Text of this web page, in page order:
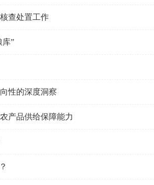
查处置工作
库”
性的深度洞察
产品供给保障能力